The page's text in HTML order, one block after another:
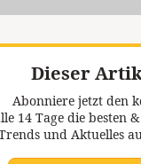
Dieser
Abonniere jetzt den
14 Tage die besten
und Aktuelles